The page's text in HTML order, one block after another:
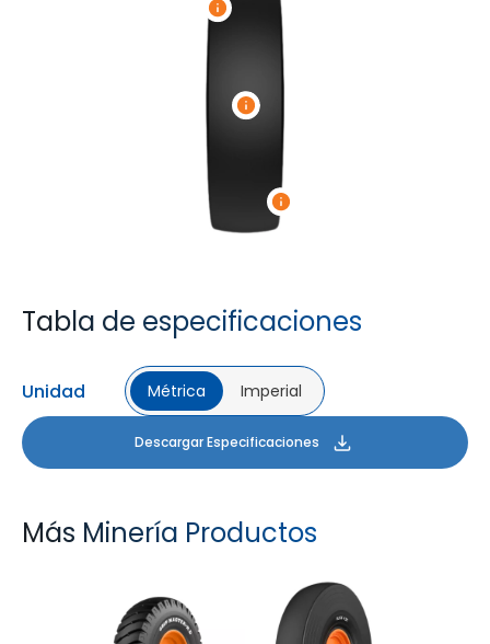
Tabla de especificaciones
Unidad Métrica Imperial
Descargar Especificaciones
Más Minería Productos